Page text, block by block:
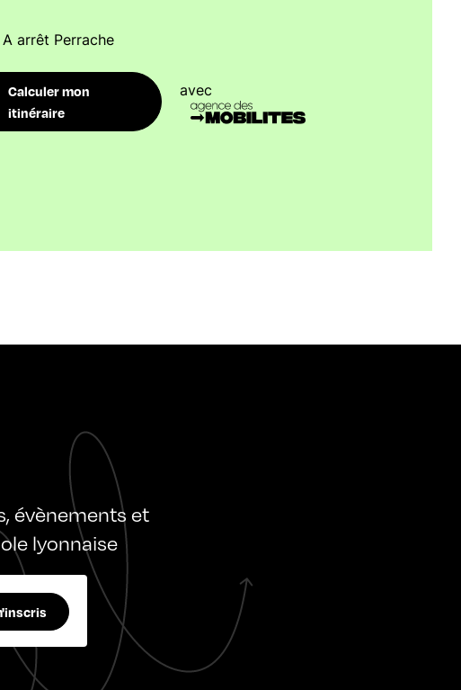
arrêt Perrache
Calculer mon
itinéraire
avec
évènements et
lyonnaise